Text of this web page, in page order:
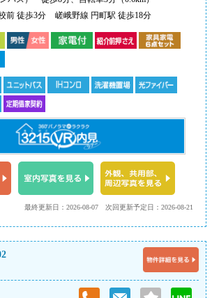
前 徒歩3分 嵯峨野線 円町駅 徒歩18分
次回更新予定日：2026-08-21
最終更新日：2026-08-07